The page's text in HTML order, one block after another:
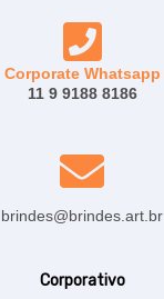
Corporate Whatsapp
11 9 9188 8186
brindes@brindes.art.br
Corporativo